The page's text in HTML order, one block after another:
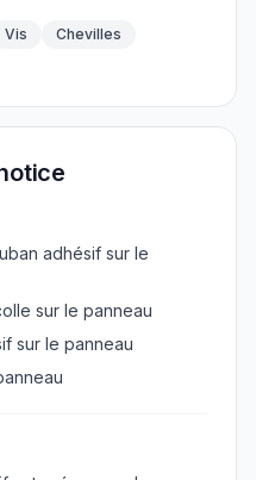
Vis
Chevilles
adhésif sur le
sur le panneau
sur le panneau